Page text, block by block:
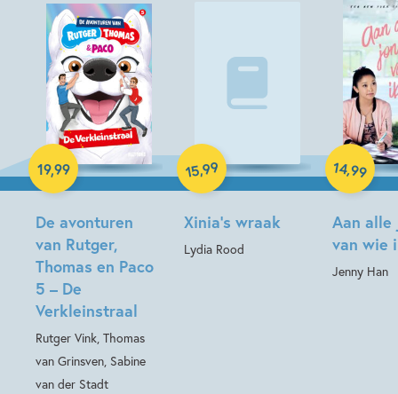
De avonturen
van Rutger,
Thomas en Paco
5 – De
Verkleinstraal
Rutger Vink, Thomas
van Grinsven, Sabine
van der Stadt
19,99
Hardcover
Xinia’s wraak
Lydia Rood
15,99
Aan alle
van wie
Jenny Han
14,99
Paperback